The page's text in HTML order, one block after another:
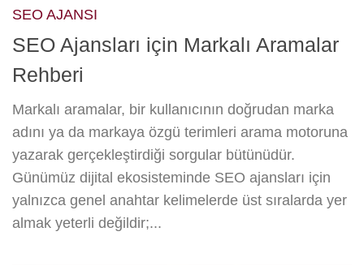
SEO AJANSI
SEO Ajansları için Markalı Aramalar
Rehberi
Markalı aramalar, bir kullanıcının doğrudan marka
adını ya da markaya özgü terimleri arama motoruna
yazarak gerçekleştirdiği sorgular bütünüdür.
Günümüz dijital ekosisteminde SEO ajansları için
yalnızca genel anahtar kelimelerde üst sıralarda yer
almak yeterli değildir;...